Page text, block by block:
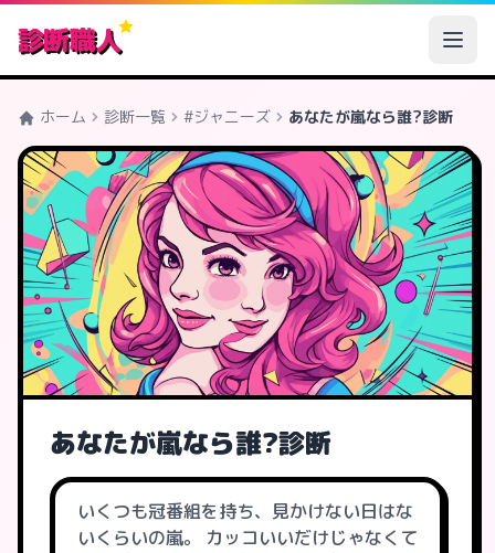
診断職人
ホーム 診断一覧 #ジャニーズ あなたが嵐なら誰?診断
あなたが嵐なら誰?診断
いくつも冠番組を持ち、見かけない日はな
いくらいの嵐。 カッコいいだけじゃなくて